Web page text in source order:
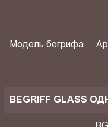
Модель бегрифа
BEGRIFF GLASS